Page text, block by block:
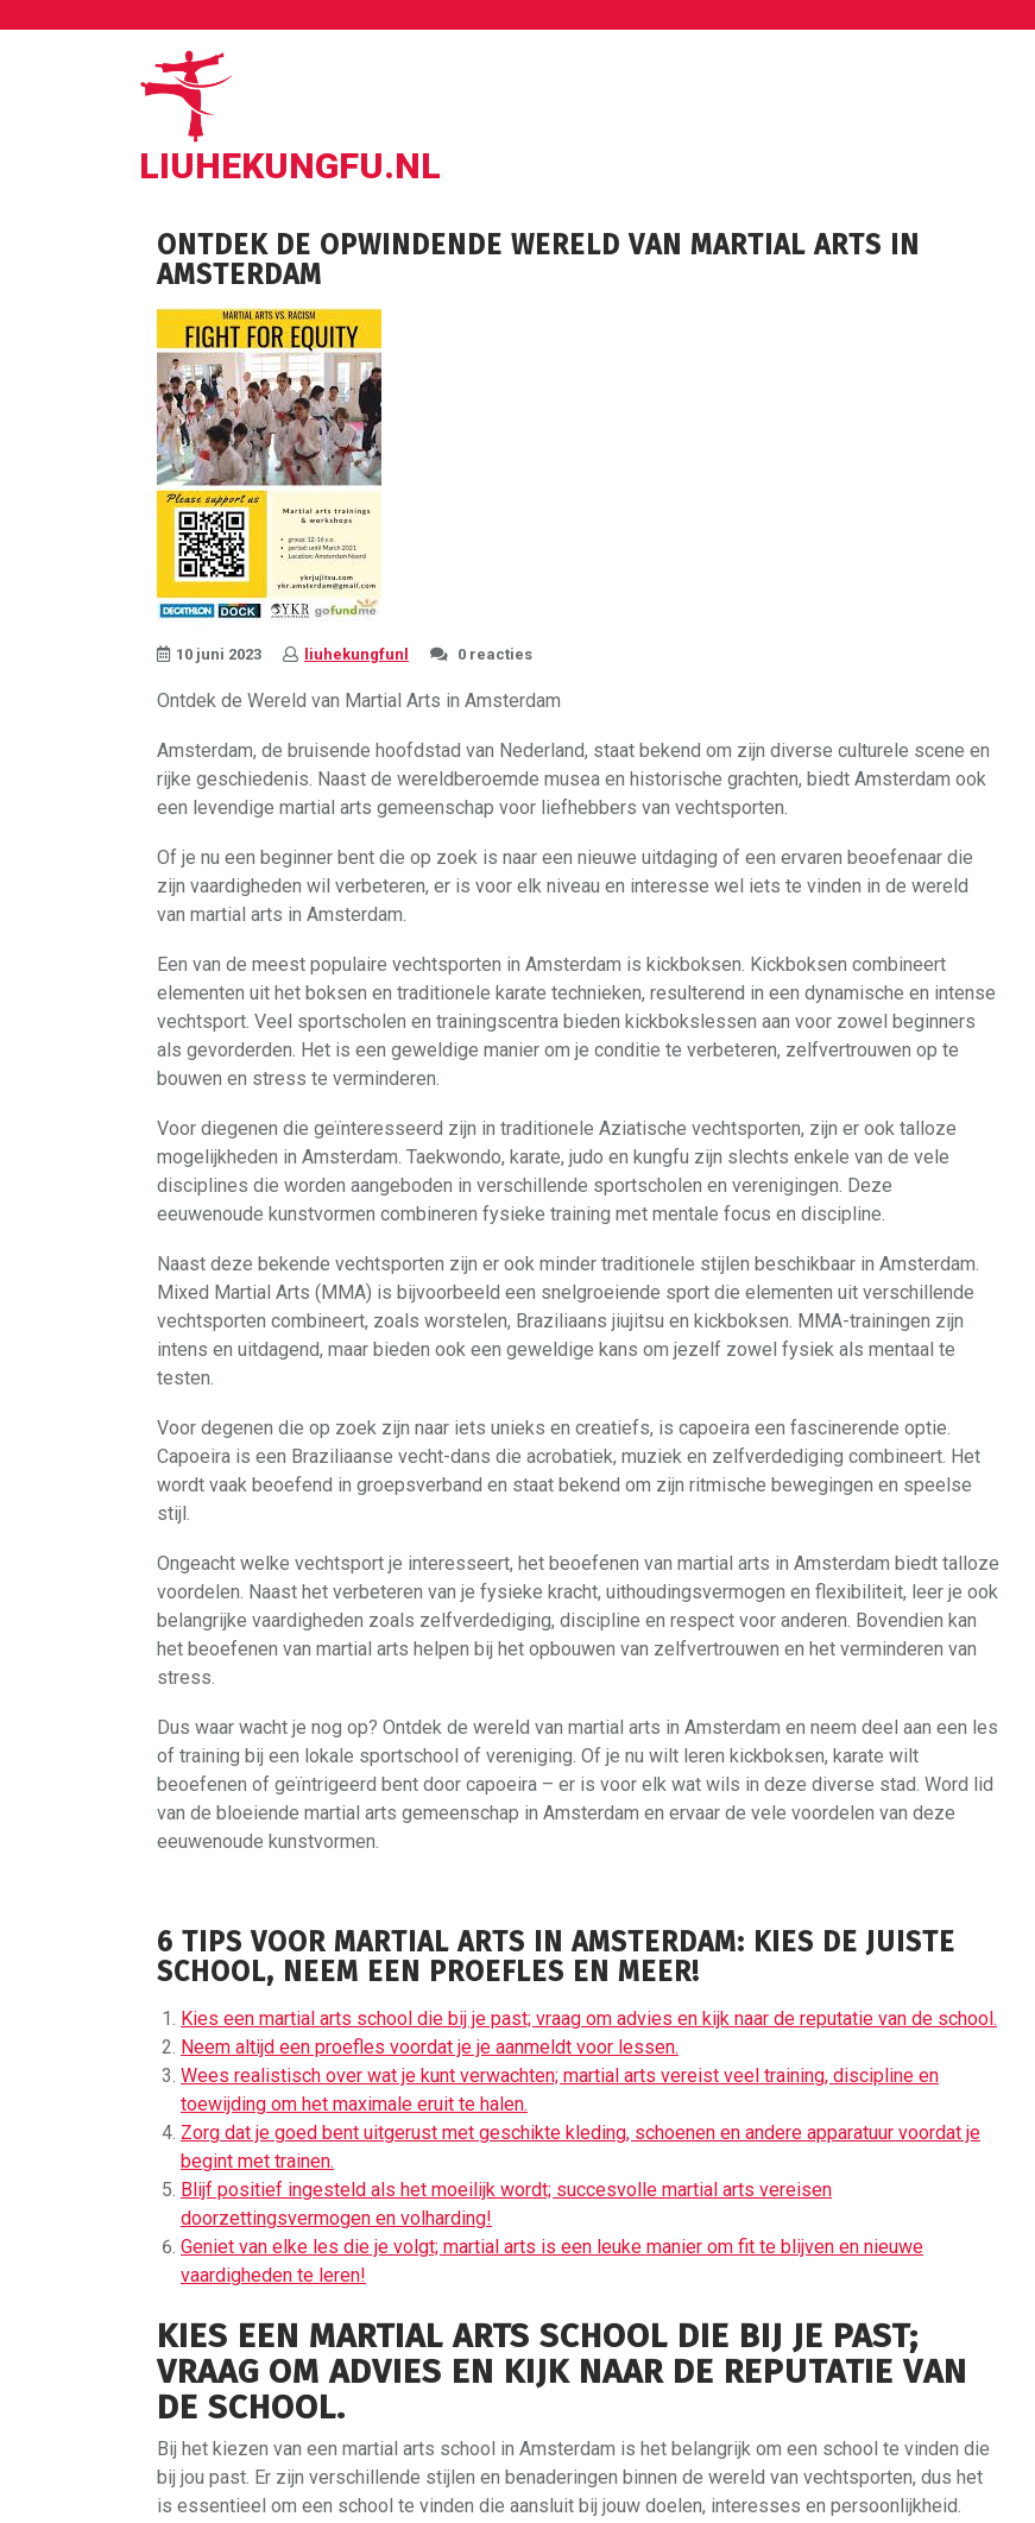
LIUHEKUNGFU.NL
ONTDEK DE OPWINDENDE WERELD VAN MARTIAL ARTS IN
AMSTERDAM
10 juni 2023 liuhekungfunl 0 reacties
Ontdek de Wereld van Martial Arts in Amsterdam
Amsterdam, de bruisende hoofdstad van Nederland, staat bekend om zijn diverse culturele scene en
rijke geschiedenis. Naast de wereldberoemde musea en historische grachten, biedt Amsterdam ook
een levendige martial arts gemeenschap voor liefhebbers van vechtsporten.
Of je nu een beginner bent die op zoek is naar een nieuwe uitdaging of een ervaren beoefenaar die
zijn vaardigheden wil verbeteren, er is voor elk niveau en interesse wel iets te vinden in de wereld
van martial arts in Amsterdam.
Een van de meest populaire vechtsporten in Amsterdam is kickboksen. Kickboksen combineert
elementen uit het boksen en traditionele karate technieken, resulterend in een dynamische en intense
vechtsport. Veel sportscholen en trainingscentra bieden kickbokslessen aan voor zowel beginners
als gevorderden. Het is een geweldige manier om je conditie te verbeteren, zelfvertrouwen op te
bouwen en stress te verminderen.
Voor diegenen die geïnteresseerd zijn in traditionele Aziatische vechtsporten, zijn er ook talloze
mogelijkheden in Amsterdam. Taekwondo, karate, judo en kungfu zijn slechts enkele van de vele
disciplines die worden aangeboden in verschillende sportscholen en verenigingen. Deze
eeuwenoude kunstvormen combineren fysieke training met mentale focus en discipline.
Naast deze bekende vechtsporten zijn er ook minder traditionele stijlen beschikbaar in Amsterdam.
Mixed Martial Arts (MMA) is bijvoorbeeld een snelgroeiende sport die elementen uit verschillende
vechtsporten combineert, zoals worstelen, Braziliaans jiujitsu en kickboksen. MMA-trainingen zijn
intens en uitdagend, maar bieden ook een geweldige kans om jezelf zowel fysiek als mentaal te
testen.
Voor degenen die op zoek zijn naar iets unieks en creatiefs, is capoeira een fascinerende optie.
Capoeira is een Braziliaanse vecht-dans die acrobatiek, muziek en zelfverdediging combineert. Het
wordt vaak beoefend in groepsverband en staat bekend om zijn ritmische bewegingen en speelse
stijl.
Ongeacht welke vechtsport je interesseert, het beoefenen van martial arts in Amsterdam biedt talloze
voordelen. Naast het verbeteren van je fysieke kracht, uithoudingsvermogen en flexibiliteit, leer je ook
belangrijke vaardigheden zoals zelfverdediging, discipline en respect voor anderen. Bovendien kan
het beoefenen van martial arts helpen bij het opbouwen van zelfvertrouwen en het verminderen van
stress.
Dus waar wacht je nog op? Ontdek de wereld van martial arts in Amsterdam en neem deel aan een les
of training bij een lokale sportschool of vereniging. Of je nu wilt leren kickboksen, karate wilt
beoefenen of geïntrigeerd bent door capoeira – er is voor elk wat wils in deze diverse stad. Word lid
van de bloeiende martial arts gemeenschap in Amsterdam en ervaar de vele voordelen van deze
eeuwenoude kunstvormen.
6 TIPS VOOR MARTIAL ARTS IN AMSTERDAM: KIES DE JUISTE
SCHOOL, NEEM EEN PROEFLES EN MEER!
Kies een martial arts school die bij je past; vraag om advies en kijk naar de reputatie van de school.
Neem altijd een proefles voordat je je aanmeldt voor lessen.
Wees realistisch over wat je kunt verwachten; martial arts vereist veel training, discipline en
toewijding om het maximale eruit te halen.
Zorg dat je goed bent uitgerust met geschikte kleding, schoenen en andere apparatuur voordat je
begint met trainen.
Blijf positief ingesteld als het moeilijk wordt; succesvolle martial arts vereisen
doorzettingsvermogen en volharding!
Geniet van elke les die je volgt; martial arts is een leuke manier om fit te blijven en nieuwe
vaardigheden te leren!
KIES EEN MARTIAL ARTS SCHOOL DIE BIJ JE PAST;
VRAAG OM ADVIES EN KIJK NAAR DE REPUTATIE VAN
DE SCHOOL.
Bij het kiezen van een martial arts school in Amsterdam is het belangrijk om een school te vinden die
bij jou past. Er zijn verschillende stijlen en benaderingen binnen de wereld van vechtsporten, dus het
is essentieel om een school te vinden die aansluit bij jouw doelen, interesses en persoonlijkheid.